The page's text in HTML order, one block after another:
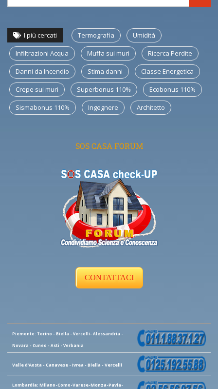
I più cercati Termografia Umidità
Infiltrazioni Acqua Muffa sui muri Ricerca Perdite
Danni da Incendio Stima danni Classe Energetica
Crepe sui muri Superbonus 110% Ecobonus 110%
Sismabonus 110% Ingegnere Architetto
SOS CASA FORUM
CONTATTACI
Piemonte: Torino - Biella - Vercelli- Alessandria -
Novara - Cuneo - Asti - Verbania
Valle d'Aosta - Canavese - Ivrea - Biella - Vercelli
Lombardia: Milano-Como-Varese-Monza-Pavia-